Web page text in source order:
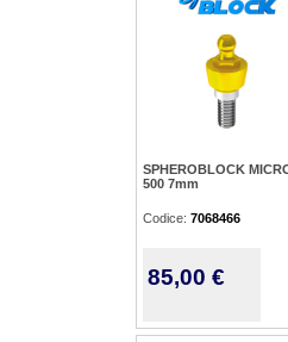
SPHEROBLOCK
500 7mm
Codice: 7068466
85,00 €